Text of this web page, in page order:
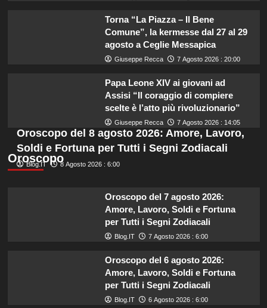
Torna “La Piazza – Il Bene
Comune”, la kermesse dal 27 al 29
agosto a Ceglie Messapica
Giuseppe Recca 7 Agosto 2026 : 20:00
Papa Leone XIV ai giovani ad
Assisi “Il coraggio di compiere
scelte è l’atto più rivoluzionario”
Giuseppe Recca 7 Agosto 2026 : 14:05
Oroscopo
Oroscopo del 8 agosto 2026: Amore, Lavoro,
Soldi e Fortuna per Tutti i Segni Zodiacali
Blog.IT 8 Agosto 2026 : 6:00
Oroscopo del 7 agosto 2026:
Amore, Lavoro, Soldi e Fortuna
per Tutti i Segni Zodiacali
Blog.IT 7 Agosto 2026 : 6:00
Oroscopo del 6 agosto 2026:
Amore, Lavoro, Soldi e Fortuna
per Tutti i Segni Zodiacali
Blog.IT 6 Agosto 2026 : 6:00